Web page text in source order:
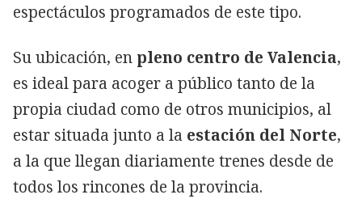
espectáculos programados de este tipo.
Su ubicación, en pleno centro de Valencia,
es ideal para acoger a público tanto de la
propia ciudad como de otros municipios, al
estar situada junto a la estación del Norte,
a la que llegan diariamente trenes desde de
todos los rincones de la provincia.